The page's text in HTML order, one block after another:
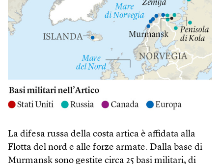
La difesa russa della costa artica è affidata alla
Flotta del nord e alle forze armate. Dalla base di
Murmansk sono gestite circa 25 basi militari, di